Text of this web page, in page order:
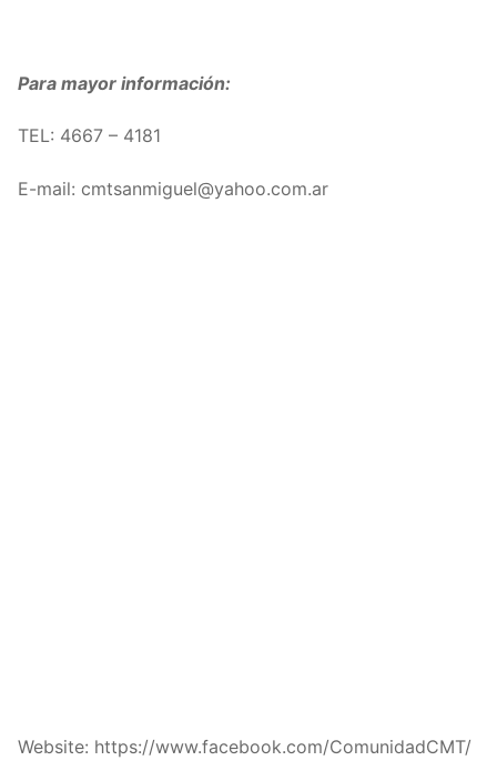
Para mayor información:
TEL: 4667 – 4181
E-mail: cmtsanmiguel@yahoo.com.ar
Website: https://www.facebook.com/ComunidadCMT/